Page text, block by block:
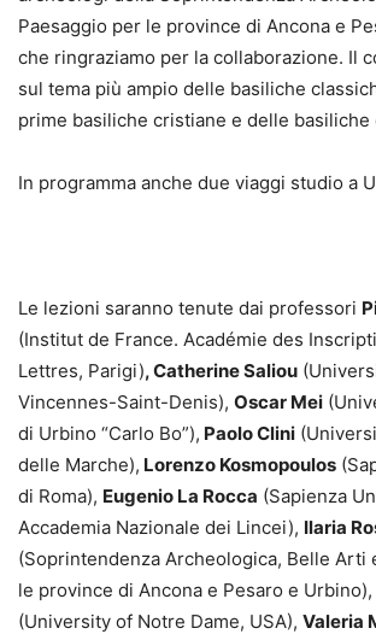
Paesaggio per le province di Ancona e
che ringraziamo per la collaborazione. Il
sul tema più ampio delle basiliche
prime basiliche cristiane e delle
In programma anche due viaggi studio a
Le lezioni saranno tenute dai professori
(Institut de France. Académie des
Lettres, Parigi), Catherine Saliou
Vincennes-Saint-Denis), Oscar Mei
di Urbino “Carlo Bo”), Paolo Clini
delle Marche), Lorenzo Kosmopoulos
di Roma), Eugenio La Rocca (Sapienza
Accademia Nazionale dei Lincei), Ilaria
(Soprintendenza Archeologica, Belle Arti
le province di Ancona e Pesaro e Urbino),
(University of Notre Dame, USA), Valeria